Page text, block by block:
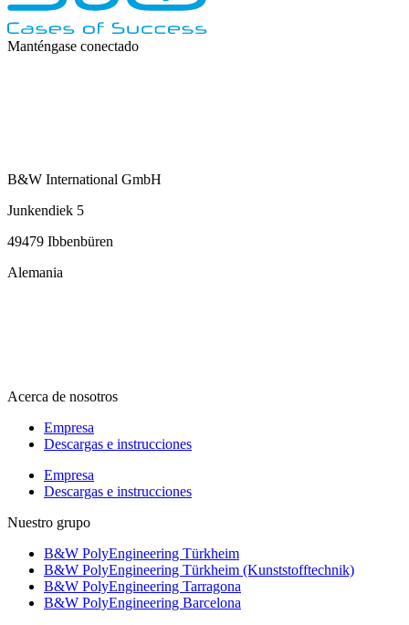
Manténgase conectado
B&W International GmbH
Junkendiek 5
49479 Ibbenbüren
Alemania
Acerca de nosotros
Empresa
Descargas e instrucciones
Empresa
Descargas e instrucciones
Nuestro grupo
B&W PolyEngineering Türkheim
B&W PolyEngineering Türkheim (Kunststofftechnik)
B&W PolyEngineering Tarragona
B&W PolyEngineering Barcelona